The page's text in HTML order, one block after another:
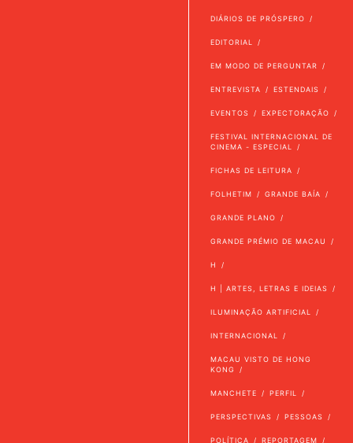
DIÁRIOS DE PRÓSPERO
EDITORIAL
EM MODO DE PERGUNTAR
ENTREVISTA ESTENDAIS
EVENTOS EXPECTORAÇÃO
FESTIVAL INTERNACIONAL DE
CINEMA - ESPECIAL
FICHAS DE LEITURA
FOLHETIM GRANDE BAÍA
GRANDE PLANO
GRANDE PRÉMIO DE MACAU
H
H | ARTES, LETRAS E IDEIAS
ILUMINAÇÃO ARTIFICIAL
INTERNACIONAL
MACAU VISTO DE HONG
KONG
MANCHETE PERFIL
PERSPECTIVAS PESSOAS
POLÍTICA REPORTAGEM